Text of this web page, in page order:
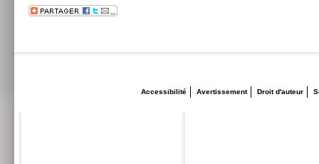
Accessibilité Avertissement Droit d'auteur